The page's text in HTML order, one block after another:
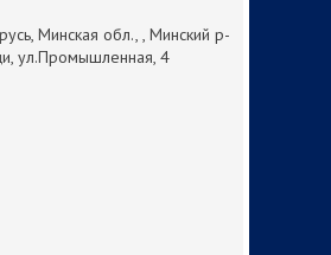
Минская обл., , Минский р-
ул.Промышленная, 4